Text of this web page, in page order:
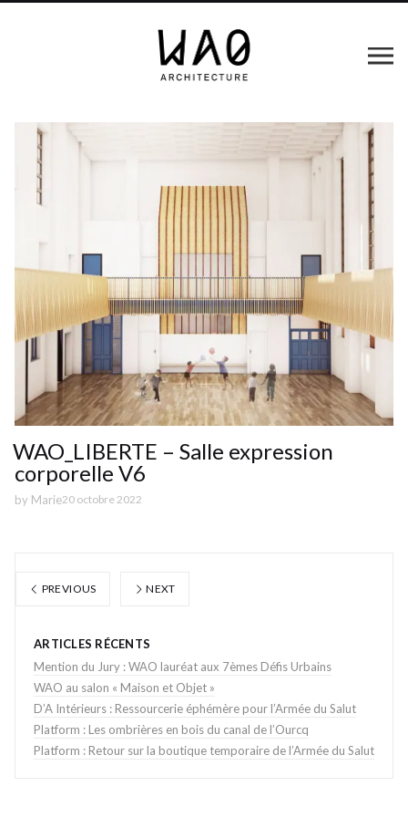
WAO_LIBERTE – Salle expression
corporelle V6
by Marie20 octobre 2022
PREVIOUS NEXT
ARTICLES RÉCENTS
Mention du Jury : WAO lauréat aux 7èmes Défis Urbains
WAO au salon « Maison et Objet »
D’A Intérieurs : Ressourcerie éphémère pour l’Armée du Salut
Platform : Les ombrières en bois du canal de l’Ourcq
Platform : Retour sur la boutique temporaire de l’Armée du Salut